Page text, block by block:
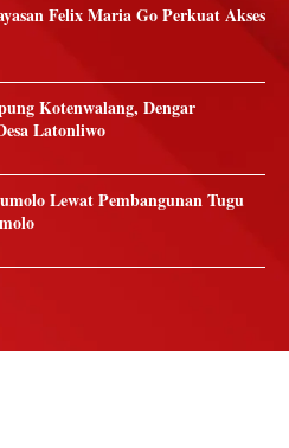
Felix Maria Go Perkuat Akses
Kotenwalang, Dengar
Latonliwo
Lewat Pembangunan Tugu